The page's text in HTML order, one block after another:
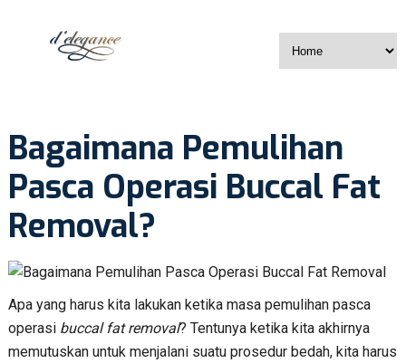
Bagaimana Pemulihan
Pasca Operasi Buccal Fat
Removal?
Apa yang harus kita lakukan ketika masa pemulihan pasca
operasi buccal fat removal? Tentunya ketika kita akhirnya
memutuskan untuk menjalani suatu prosedur bedah, kita harus